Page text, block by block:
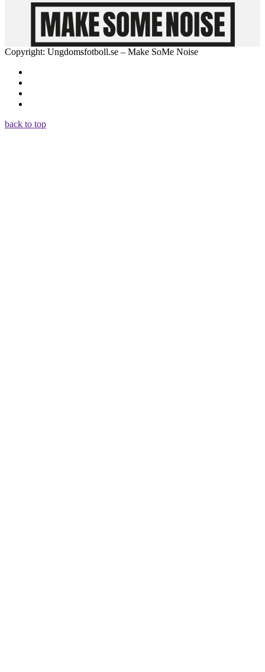
Copyright: Ungdomsfotboll.se – Make SoMe Noise
back to top